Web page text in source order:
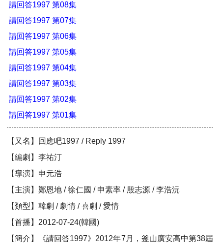
請回答1997 第08集
請回答1997 第07集
請回答1997 第06集
請回答1997 第05集
請回答1997 第04集
請回答1997 第03集
請回答1997 第02集
請回答1997 第01集
【又名】回應吧1997 / Reply 1997
【編劇】李祐汀
【導演】申元浩
【主演】鄭恩地 / 徐仁國 / 申素率 / 殷志源 / 李浩沅
【類型】韓劇 / 劇情 / 喜劇 / 愛情
【首播】2012-07-24(韓國)
【簡介】《請回答1997》2012年7月，釜山廣安高中第38屆